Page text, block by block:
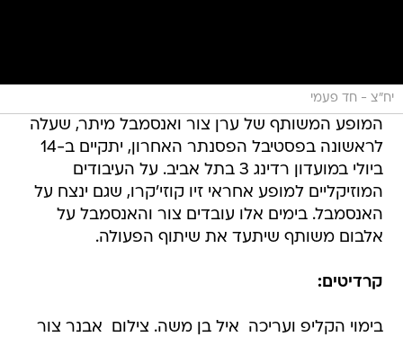
יח"צ - חד פעמי
המופע המשותף של ערן צור ואנסמבל מיתר, שעלה
לראשונה בפסטיבל הפסנתר האחרון, יתקיים ב-14
ביולי במועדון רדינג 3 בתל אביב. על העיבודים
המוזיקליים למופע אחראי זיו קוזי'קרו, שגם ינצח על
האנסמבל. בימים אלו עובדים צור והאנסמבל על
אלבום משותף שיתעד את שיתוף הפעולה.
קרדיטים:
בימוי הקליפ ועריכה  איל בן משה. צילום  אבנר צור